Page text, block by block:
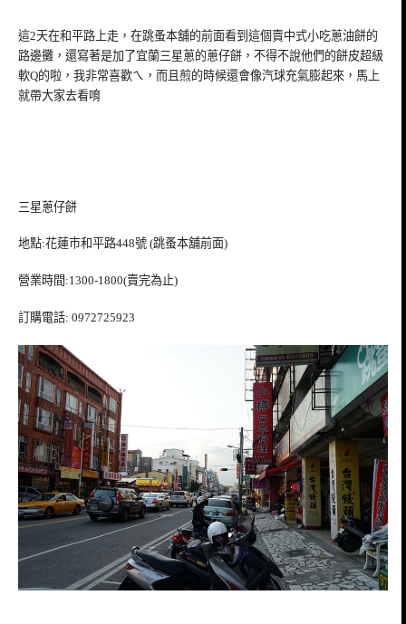
這2天在和平路上走，在跳蚤本舖的前面看到這個賣中式小吃蔥油餅的
路邊攤，還寫著是加了宜蘭三星蔥的蔥仔餅，不得不說他們的餅皮超級
軟Q的啦，我非常喜歡ㄟ，而且煎的時候還會像汽球充氣膨起來，馬上
就帶大家去看唷
三星蔥仔餅
地點:花蓮市和平路448號 (跳蚤本舖前面)
營業時間:1300-1800(賣完為止)
訂購電話: 0972725923